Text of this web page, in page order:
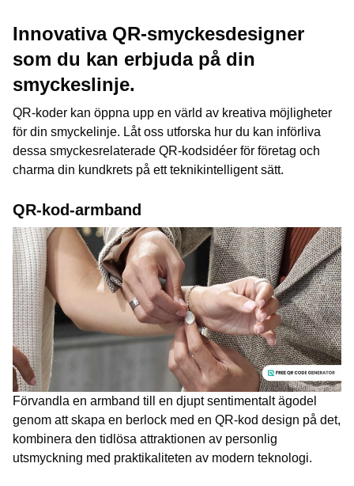
Innovativa QR-smyckesdesigner
som du kan erbjuda på din
smyckeslinje.
QR-koder kan öppna upp en värld av kreativa möjligheter
för din smyckelinje. Låt oss utforska hur du kan införliva
dessa smyckesrelaterade QR-kodsidéer för företag och
charma din kundkrets på ett teknikintelligent sätt.
QR-kod-armband
Förvandla en armband till en djupt sentimentalt ägodel
genom att skapa en berlock med en QR-kod design på det,
kombinera den tidlösa attraktionen av personlig
utsmyckning med praktikaliteten av modern teknologi.